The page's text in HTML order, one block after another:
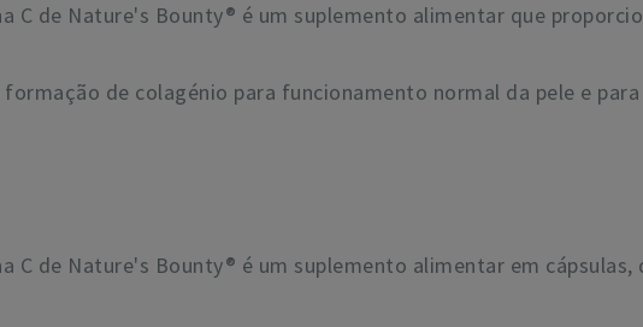
C de Nature's Bounty® é um suplemento alimentar que
de colagénio para funcionamento normal da pele e
C de Nature's Bounty® é um suplemento alimentar em cápsulas,